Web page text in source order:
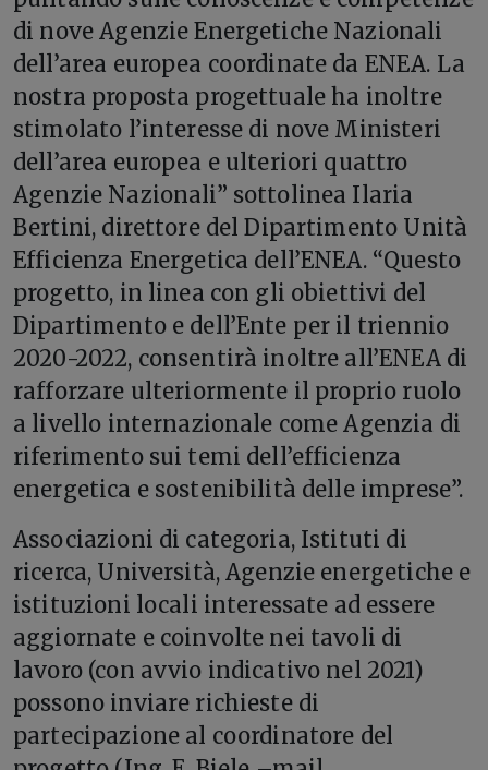
di nove Agenzie Energetiche Nazionali
dell’area europea coordinate da ENEA. La
nostra proposta progettuale ha inoltre
stimolato l’interesse di nove Ministeri
dell’area europea e ulteriori quattro
Agenzie Nazionali” sottolinea Ilaria
Bertini, direttore del Dipartimento Unità
Efficienza Energetica dell’ENEA. “Questo
progetto, in linea con gli obiettivi del
Dipartimento e dell’Ente per il triennio
2020-2022, consentirà inoltre all’ENEA di
rafforzare ulteriormente il proprio ruolo
a livello internazionale come Agenzia di
riferimento sui temi dell’efficienza
energetica e sostenibilità delle imprese”.
Associazioni di categoria, Istituti di
ricerca, Università, Agenzie energetiche e
istituzioni locali interessate ad essere
aggiornate e coinvolte nei tavoli di
lavoro (con avvio indicativo nel 2021)
possono inviare richieste di
partecipazione al coordinatore del